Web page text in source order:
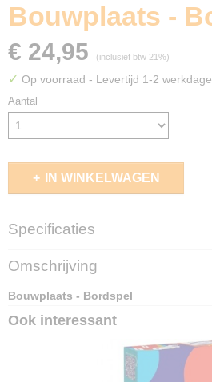
Bouwplaats -
€ 24,95 (inclusief btw 21%)
✓ Op voorraad - Levertijd 1-2
Aantal
IN WINKELWAGEN
Specificaties
EAN code
4010168289960
Omschrijving
Bouwplaats - Bordspel
Ook interessant